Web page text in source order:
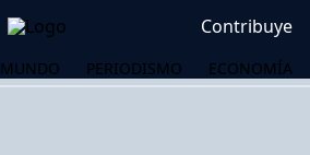
Contribuye
MUNDO PERIODISMO ECONOMÍA